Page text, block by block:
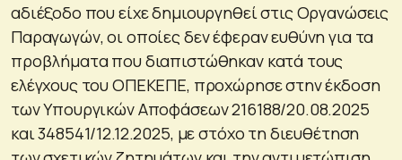
αδιέξοδο που είχε δημιουργηθεί στις Οργανώσεις
Παραγωγών, οι οποίες δεν έφεραν ευθύνη για τα
προβλήματα που διαπιστώθηκαν κατά τους
ελέγχους του ΟΠΕΚΕΠΕ, προχώρησε στην έκδοση
των Υπουργικών Αποφάσεων 216188/20.08.2025
και 348541/12.12.2025, με στόχο τη διευθέτηση